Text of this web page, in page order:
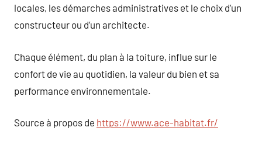
locales, les démarches administratives et le choix d’un
constructeur ou d’un architecte.
Chaque élément, du plan à la toiture, influe sur le
confort de vie au quotidien, la valeur du bien et sa
performance environnementale.
Source à propos de https://www.ace-habitat.fr/